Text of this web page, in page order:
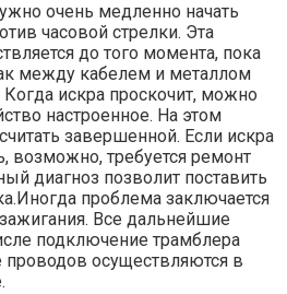
очень медленно начать
часовой стрелки. Эта
до того момента, пока
между кабелем и металлом
Когда искра проскочит, можно
настроенное. На этом
завершенной. Если искра
возможно, требуется ремонт
диагноз позволит поставить
проблема заключается
Все дальнейшие
подключение трамблера
осуществляются в